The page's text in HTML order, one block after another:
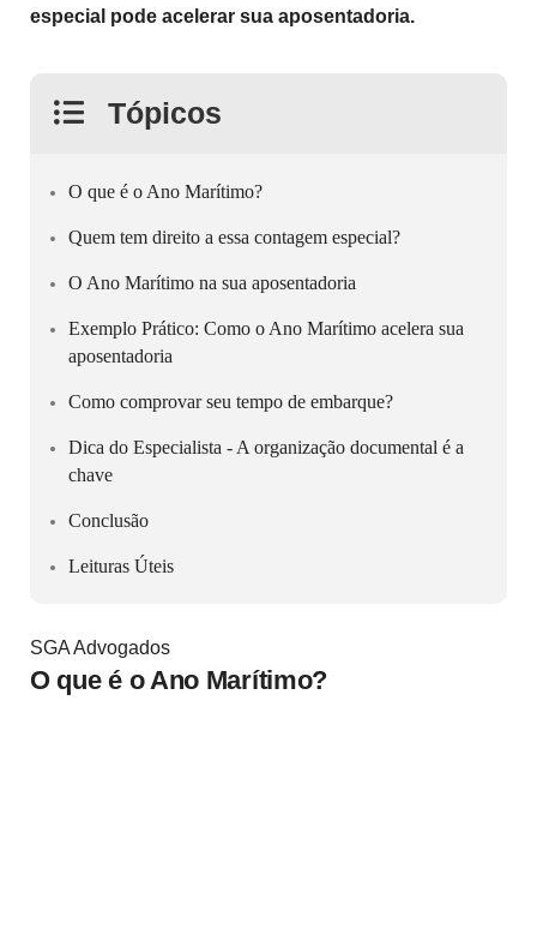
especial pode acelerar sua aposentadoria.
Tópicos
O que é o Ano Marítimo?
Quem tem direito a essa contagem especial?
O Ano Marítimo na sua aposentadoria
Exemplo Prático: Como o Ano Marítimo acelera sua
aposentadoria
Como comprovar seu tempo de embarque?
Dica do Especialista - A organização documental é a
chave
Conclusão
Leituras Úteis
SGA Advogados
O que é o Ano Marítimo?